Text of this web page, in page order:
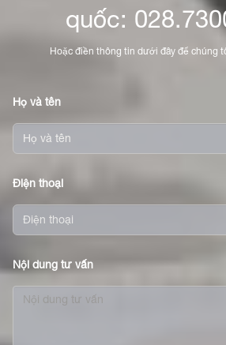
quốc:
Hoặc điền thông tin dưới đây để chúng
Họ và tên
Điện thoại
Nội dung tư vấn